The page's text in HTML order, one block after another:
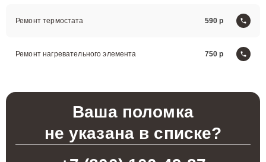
Ремонт термостата 590
Ремонт нагревательного элемента 750
Ваша поломка
не указана в списке?